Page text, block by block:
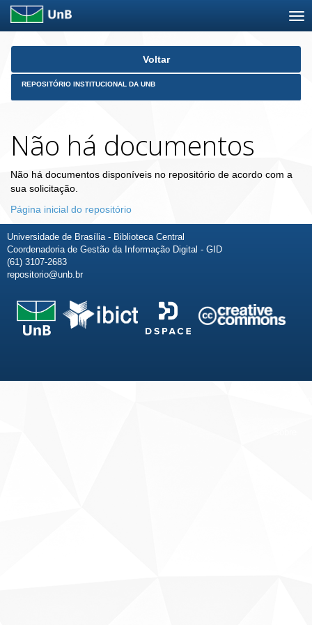
Skip
Voltar
REPOSITÓRIO INSTITUCIONAL DA UNB
Não há documentos
Não há documentos disponíveis no repositório de acordo com a
sua solicitação.
Página inicial do repositório
Universidade de Brasília - Biblioteca Central
Coordenadoria de Gestão da Informação Digital - GID
(61) 3107-2683
repositorio@unb.br